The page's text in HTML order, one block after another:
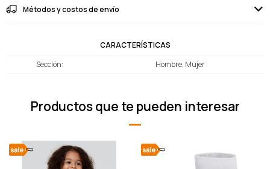
Métodos y costos de envío
CARACTERÍSTICAS
Sección
Hombre, Mujer
Productos que te pueden interesar